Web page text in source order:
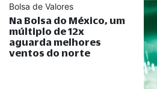
Bolsa de Valores
Na Bolsa do México, um
múltiplo de 12x
aguarda melhores
ventos do norte